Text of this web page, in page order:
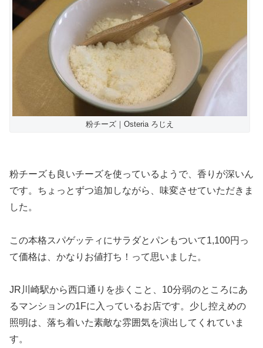
粉チーズ｜Osteria ろじえ
粉チーズも良いチーズを使っているようで、香りが深いん
です。ちょっとずつ追加しながら、味変させていただきま
した。
この本格スパゲッティにサラダとパンもついて1,100円っ
て価格は、かなりお値打ち！って思いました。
JR川崎駅から西口通りを歩くこと、10分弱のところにあ
るマンションの1Fに入っているお店です。少し控えめの
照明は、落ち着いた素敵な雰囲気を演出してくれていま
す。